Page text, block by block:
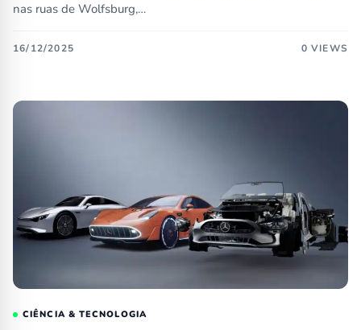
nas ruas de Wolfsburg,…
16/12/2025 0 VIEWS
CIÊNCIA & TECNOLOGIA